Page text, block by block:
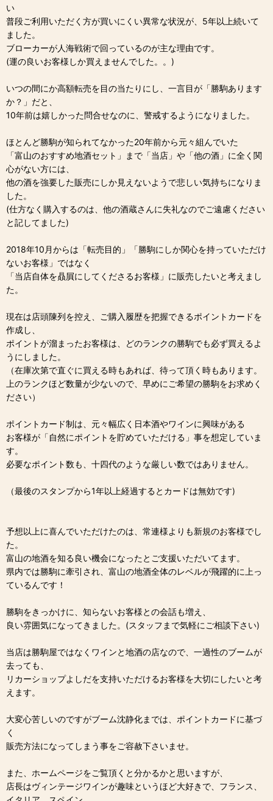
い
普段ご利用いただく方が買いにくい異常な状況が、5年以上続いて
ました。
ブローカーが人海戦術で回っているのが主な理由です。
(運の良いお客様しか買えませんでした。。)
いつの間にか高額転売を目の当たりにし、一言目が「勝駒あります
か？」だと、
10年前は嬉しかった問合せなのに、警戒するようになりました。
ほとんど勝駒が知られてなかった20年前から元々組んでいた
「富山のおすすめ地酒セット」まで「当店」や「他の酒」に全く関
心がない方には、
他の酒を強要した販売にしか見えないようで悲しい気持ちになりま
した。
(仕方なく購入するのは、他の酒蔵さんに失礼なのでご遠慮ください
と記してました)
2018年10月からは「転売目的」「勝駒にしか関心を持っていただけ
ないお客様」ではなく
「当店自体を贔屓にしてくださるお客様」に販売したいと考えまし
た。
現在は店頭陳列を控え、ご購入履歴を把握できるポイントカードを
作成し、
ポイントが溜まったお客様は、どのランクの勝駒でも必ず買えるよ
うにしました。
（在庫次第で直ぐに買える時もあれば、待って頂く時もあります。
上のランクほど数量が少ないので、早めにご希望の勝駒をお求めく
ださい）
ポイントカード制は、元々幅広く日本酒やワインに興味がある
お客様が「自然にポイントを貯めていただける」事を想定していま
す。
必要なポイント数も、十四代のような厳しい数ではありません。
（最後のスタンプから1年以上経過するとカードは無効です)
予想以上に喜んでいただけたのは、常連様よりも新規のお客様でし
た。
富山の地酒を知る良い機会になったとご支援いただいてます。
県内では勝駒に牽引され、富山の地酒全体のレベルが飛躍的に上っ
ているんです！
勝駒をきっかけに、知らないお客様との会話も増え、
良い雰囲気になってきました。(スタッフまで気軽にご相談下さい)
当店は勝駒屋ではなくワインと地酒の店なので、一過性のブームが
去っても、
リカーショップよしだを支持いただけるお客様を大切にしたいと考
えます。
大変心苦しいのですがブーム沈静化までは、ポイントカードに基づ
く
販売方法になってしまう事をご容赦下さいませ。
また、ホームページをご覧頂くと分かるかと思いますが、
店長はヴィンテージワインが趣味というほど大好きで、フランス、